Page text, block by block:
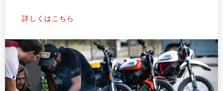
詳しくはこちら